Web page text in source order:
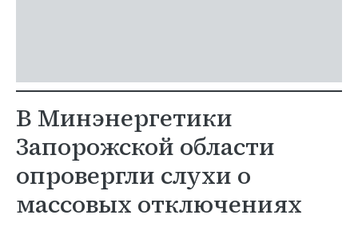
В Минэнергетики
Запорожской области
опровергли слухи о
массовых отключениях